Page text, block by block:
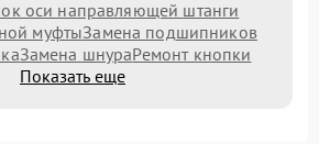
оси направляющей штанги
муфтыЗамена подшипников
Замена шнураРемонт кнопки
Показать еще